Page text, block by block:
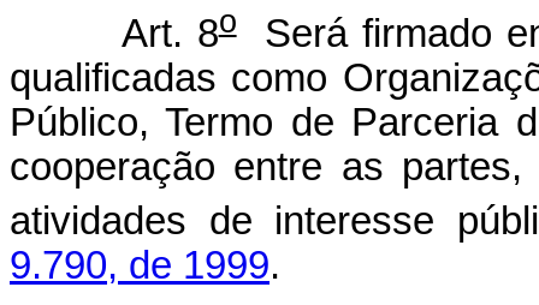
Art. 8oSerá firmado
qualificadas como
Público, Termo de Parceria
cooperação entre as
atividades de interesse
9.790, de 1999.